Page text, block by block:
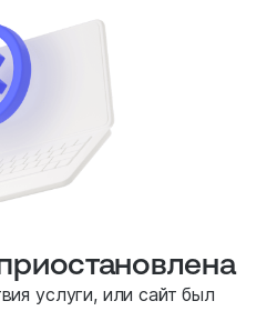
услуги, или сайт был